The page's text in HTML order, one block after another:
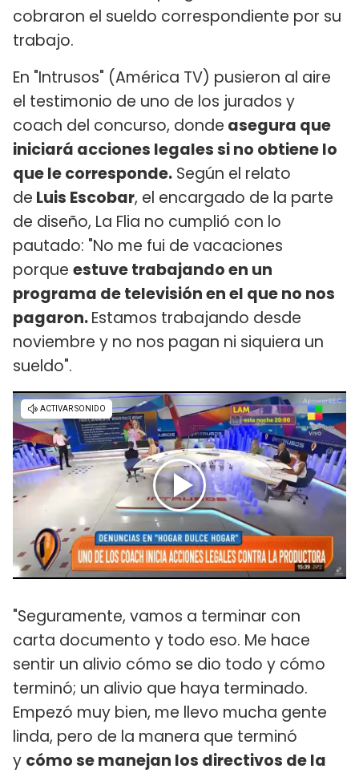
cobraron el sueldo correspondiente por su
trabajo.
En "Intrusos" (América TV) pusieron al aire
el testimonio de uno de los jurados y
coach del concurso, donde asegura que
iniciará acciones legales si no obtiene lo
que le corresponde. Según el relato
de Luis Escobar, el encargado de la parte
de diseño, La Flia no cumplió con lo
pautado: "No me fui de vacaciones
porque estuve trabajando en un
programa de televisión en el que no nos
pagaron.Estamos trabajando desde
noviembre y no nos pagan ni siquiera un
sueldo".
"Seguramente, vamos a terminar con
carta documento y todo eso. Me hace
sentir un alivio cómo se dio todo y cómo
terminó; un alivio que haya terminado.
Empezó muy bien, me llevo mucha gente
linda, pero de la manera que terminó
y cómo se manejan los directivos de la